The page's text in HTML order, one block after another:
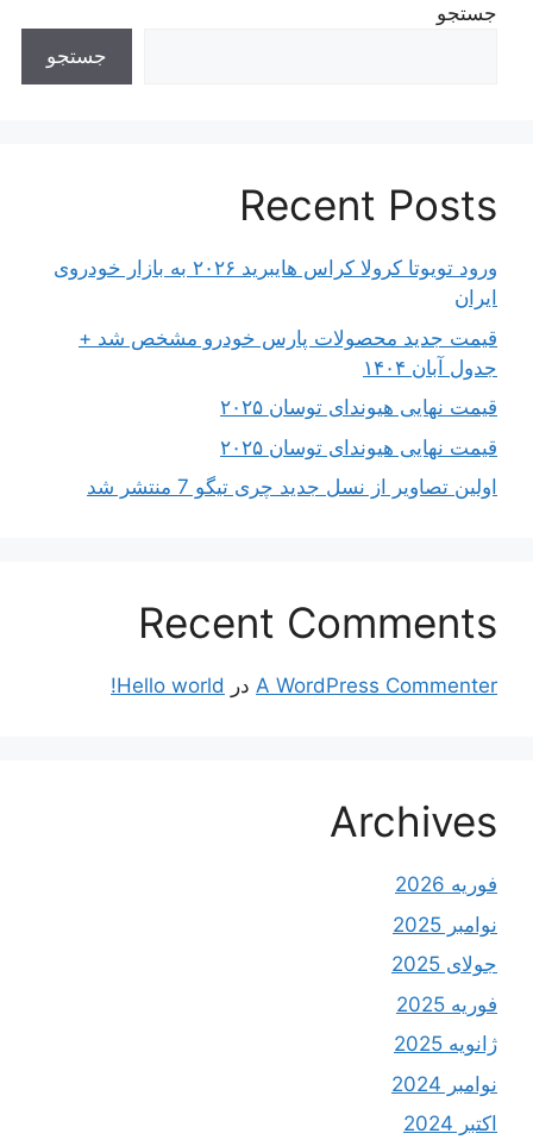
جستجو
جستجو
Recent Posts
ورود تویوتا کرولا کراس هایبرید ۲۰۲۶ به بازار خودروی
ایران
قیمت جدید محصولات پارس خودرو مشخص شد +
جدول آبان ۱۴۰۴
قیمت نهایی هیوندای توسان ۲۰۲۵
قیمت نهایی هیوندای توسان ۲۰۲۵
اولین تصاویر از نسل جدید چری تیگو 7 منتشر شد
Recent Comments
A WordPress Commenter در Hello world!
Archives
فوریه 2026
نوامبر 2025
جولای 2025
فوریه 2025
ژانویه 2025
نوامبر 2024
اکتبر 2024